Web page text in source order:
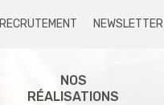
RECRUTEMENT NEWSLETTER
NOS
RÉALISATIONS